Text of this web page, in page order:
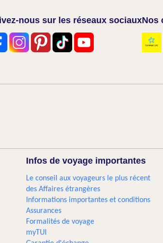
nous sur les réseaux sociauxNos
Infos de voyage importantes
Le conseil aux voyageurs le plus récent
des Affaires étrangères
Informations importantes et conditions
Assurances
Formalités de voyage
myTUI